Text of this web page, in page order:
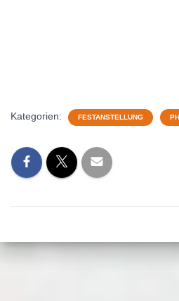
Kategorien: FESTANSTELLUNG